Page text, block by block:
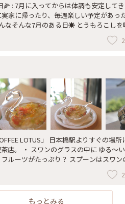
🌽 : 7月に入ってからは体調も安定して
家に帰ったり、毎週楽しい予定があっ
なそんな7月のある日☀️ とうもろこしを
過ごしました🌽 : 予定ではブランチであ
フェでスイーツの予定でしたが、諸事
き氷になるなんて😂 お腹の赤ちゃんに
だきました🍧 : iriya plus cafe @ カスタム
いただきました😋 ワンドリンク付きで
ーでシェア可とのことだったので、本
ど、シェアさせていただきました🍧 :
𖤐とうもろこしクリーム 𖤐ホイップ
米フレーク でした💡 かき氷はスノー
で作られていて、びっくりするくらいふ
て、とうもろこしが思っていた以上に
ゃ嬉しかったです😆 甘くもあり、塩っ
が進みました🥄 ずっと食べていても全
べたいと思いました✨ このかき氷も来
😌 : いつもは開店してすぐに入ってモー
頃着いたら満席でしばらく待ちました。
LOTUS」 日本橋駅よりすぐの場所
店。 ・ スワンのグラスの中に ゆる〜
ルーツがたっぷり？ スプーンはスワン
こと 涼しげで素敵なフルーツゼリーで
絶景 でした #コーヒーロータス
#老舗喫茶店 #フルーツゼリー#スワン
もっとみる